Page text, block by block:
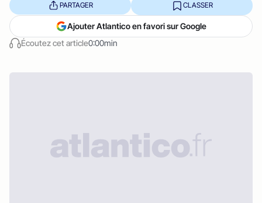
Écoutez cet article0:00min
PARTAGER CLASSER
Ajouter Atlantico en favori sur Google